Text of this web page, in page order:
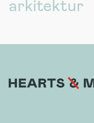
arkitektur